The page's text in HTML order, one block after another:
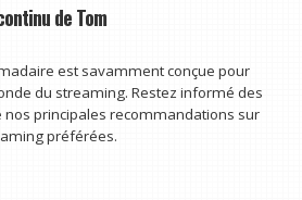
de Tom
est savamment conçue pour
du streaming. Restez informé des
principales recommandations sur
préférées.